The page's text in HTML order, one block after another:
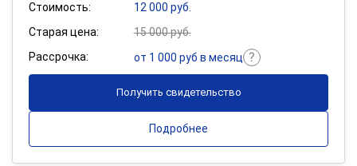
Стоимость:
12 000 руб.
Старая цена:
15 000 руб.
Рассрочка:
от 1 000 руб в месяц
Получить свидетельство
Подробнее